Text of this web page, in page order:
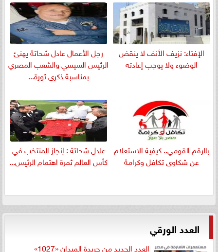
الإفتاء: نزيف الأنف لا ينقض
الوضوء ولا يوجب إعادته
رجل الأعمال عادل شحاتة يهنئ
الرئيس السيسي والشعب المصري
بمناسبة ذكرى ثورة...
بالرقم القومي.. كيفية الاستعلام
عن شكاوى تكافل وكرامة
عادل شحاتة : إنجاز المنتخب في
كأس العالم ثمرة اهتمام الرئيس...
العدد الورقي
العدد الجديد من جريدة الميدان «1027»